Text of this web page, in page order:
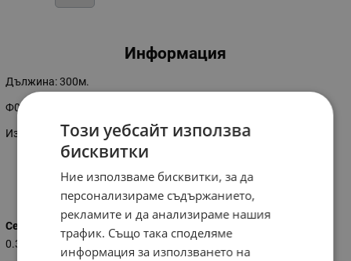
Информация
Дължина: 300м.
Ф0.35мм.
Издържливост: 13,95кг.
Характеристики
Сечение на влакното (мм)
0.350
Този уебсайт използва
бисквитки
Ние използваме бисквитки, за да
персонализираме съдържанието,
рекламите и да анализираме нашия
трафик. Също така споделяме
информация за използването на